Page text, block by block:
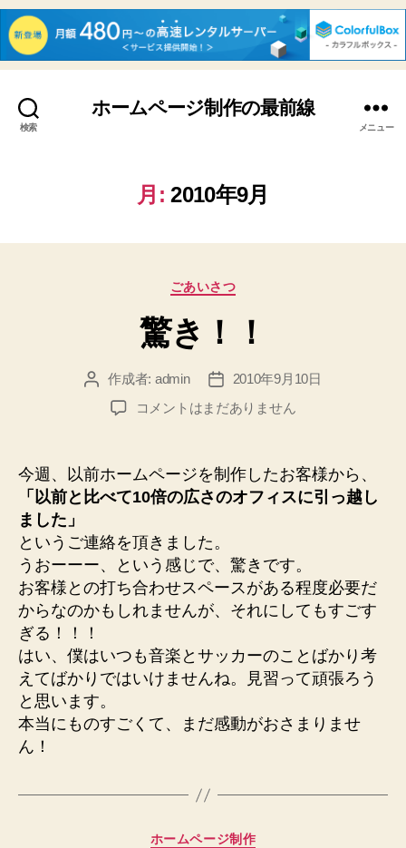
検索
ホームページ制作の最前線
メニュー
月: 2010年9月
カ
ゴ
リ
ごあいさつ
驚き！！
投 作成者: admin
投
稿
2010年9月10日
驚
の
コメントはまだありません
今週、以前ホームページを制作したお客様から、
「以前と比べて10倍の広さのオフィスに引っ越し
ました」
というご連絡を頂きました。
うおーーー、という感じで、驚きです。
お客様との打ち合わせスペースがある程度必要だ
からなのかもしれませんが、それにしてもすごす
ぎる！！！
はい、僕はいつも音楽とサッカーのことばかり考
えてばかりではいけませんね。見習って頑張ろう
と思います。
本当にものすごくて、まだ感動がおさまりませ
ん！
カ
ホームページ制作